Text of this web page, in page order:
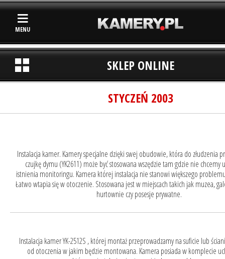
MENU
SKLEP ONLINE
STYCZEŃ 2003
Instalacja kamer. Kamery specjalne dzięki swej obudowie, która do złudzenia
czujkę dymu (YK2611) może być stosowana wszędzie tam gdzie nie chcemy
istnienia monitoringu. Kamera której instalacja nie stanowi większego
Łatwo wtapia się w otoczenie. Stosowana jest w miejscach takich jak muzea,
hurtownie czy posesje prywatne.
Instalacja kamer YK-2512S , której montaż przeprowadzamy na suficie lub
od otoczenia w jakim będzie montowana. Kamera posiada w komplecie